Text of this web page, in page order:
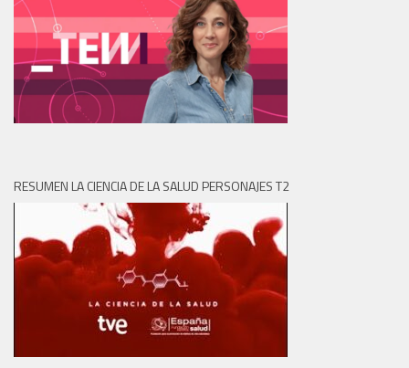
RESUMEN LA CIENCIA DE LA SALUD PERSONAJES T2